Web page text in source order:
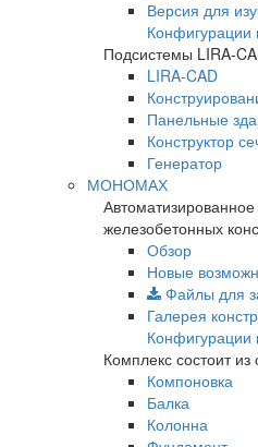
Версия для
Конфигурации
Подсистемы LIRA-
LIRA-CAD
Панельные
Конструктор
Генератор
МОНОМАХ
железобетонных
Обзор
Новые
Файлы для
Галерея
Конфигурации
Комплекс состоит
Компоновка
Балка
Колонна